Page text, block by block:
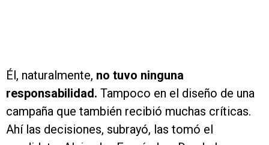
Él, naturalmente, no tuvo ninguna
responsabilidad. Tampoco en el diseño de una
campaña que también recibió muchas críticas.
Ahí las decisiones, subrayó, las tomó el